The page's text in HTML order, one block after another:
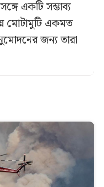
একটি সম্ভাব্য
মোটামুটি একমত
জন্য তারা